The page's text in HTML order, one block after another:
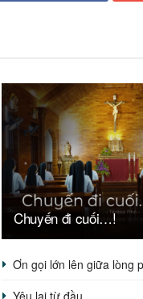
Chuyến đi cuối…!
Ơn gọi lớn lên giữa lòng
Yêu lại từ đầu